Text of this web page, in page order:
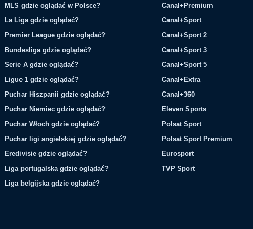
MLS gdzie oglądać w Polsce?
La Liga gdzie oglądać?
Premier League gdzie oglądać?
Bundesliga gdzie oglądać?
Serie A gdzie oglądać?
Ligue 1 gdzie oglądać?
Puchar Hiszpanii gdzie oglądać?
Puchar Niemiec gdzie oglądać?
Puchar Włoch gdzie oglądać?
Puchar ligi angielskiej gdzie oglądać?
Eredivisie gdzie oglądać?
Liga portugalska gdzie oglądać?
Liga belgijska gdzie oglądać?
Canal+Premium
Canal+Sport
Canal+Sport 2
Canal+Sport 3
Canal+Sport 5
Canal+Extra
Canal+360
Eleven Sports
Polsat Sport
Polsat Sport Premium
Eurosport
TVP Sport